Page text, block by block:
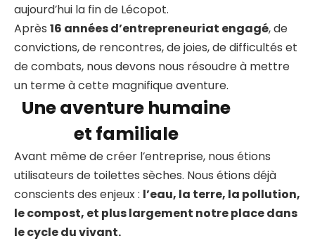
aujourd’hui la fin de Lécopot.
Après 16 années d’entrepreneuriat engagé, de
convictions, de rencontres, de joies, de difficultés et
de combats, nous devons nous résoudre à mettre
un terme à cette magnifique aventure.
Une aventure humaine
et familiale
Avant même de créer l’entreprise, nous étions
utilisateurs de toilettes sèches. Nous étions déjà
conscients des enjeux : l’eau, la terre, la pollution,
le compost, et plus largement notre place dans
le cycle du vivant.